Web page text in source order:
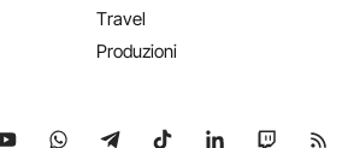
Travel
Produzioni
su X su YouTube
Seguici su WhatsApp
Seguici su Telegram
Seguici su TikTok
Seguici su
Seguici